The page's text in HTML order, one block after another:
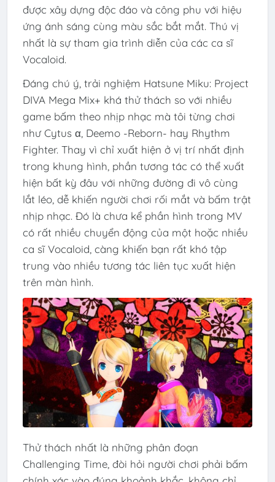
được xây dựng độc đáo và công phu với hiệu
ứng ánh sáng cùng màu sắc bắt mắt. Thú vị
nhất là sự tham gia trình diễn của các ca sĩ
Vocaloid.
Đáng chú ý, trải nghiệm Hatsune Miku: Project
DIVA Mega Mix+ khá thử thách so với nhiều
game bấm theo nhịp nhạc mà tôi từng chơi
nhưCytus α, Deemo -Reborn- hay Rhythm
Fighter. Thay vì chỉ xuất hiện ở vị trí nhất định
trong khung hình, phần tương tác có thể xuất
hiện bất kỳ đâu với những đường đi vô cùng
lắt léo, dễ khiến người chơi rối mắt và bấm trật
nhịp nhạc. Đó là chưa kể phần hình trong MV
có rất nhiều chuyển động của một hoặc nhiều
ca sĩ Vocaloid, càng khiến bạn rất khó tập
trung vào nhiều tương tác liên tục xuất hiện
trên màn hình.
Thử thách nhất là những phân đoạn
Challenging Time, đòi hỏi người chơi phải bấm